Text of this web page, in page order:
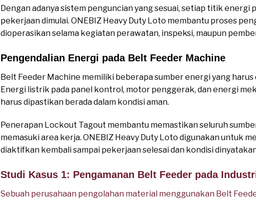
Dengan adanya sistem penguncian yang sesuai, setiap titik energi
pekerjaan dimulai. ONEBIZ Heavy Duty Loto membantu proses
dioperasikan selama kegiatan perawatan, inspeksi, maupun
Pengendalian Energi pada Belt Feeder Machine
Belt Feeder Machine memiliki beberapa sumber energi yang
Energi listrik pada panel kontrol, motor penggerak, dan energi
harus dipastikan berada dalam kondisi aman.
Penerapan Lockout Tagout membantu memastikan seluruh
memasuki area kerja. ONEBIZ Heavy Duty Loto digunakan untuk
diaktifkan kembali sampai pekerjaan selesai dan kondisi
Studi Kasus 1: Pengamanan Belt Feeder pada
Sebuah perusahaan pengolahan material menggunakan Belt